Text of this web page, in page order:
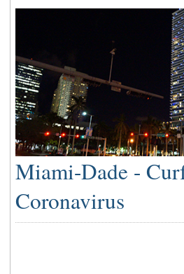
Miami-Dade -
Coronavirus